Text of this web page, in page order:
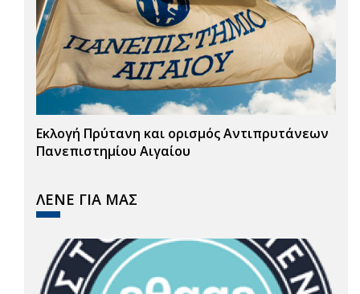
Εκλογή Πρύτανη και ορισμός Αντιπρυτάνεων
Πανεπιστημίου Αιγαίου
ΛΕΝΕ ΓΙΑ ΜΑΣ